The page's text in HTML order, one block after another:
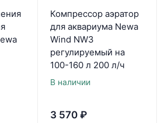
Компрессор аэратор
для аквариума Newa
Wind NW3
регулируемый на
100-160 л 200 л/ч
В наличии
3 570 ₽